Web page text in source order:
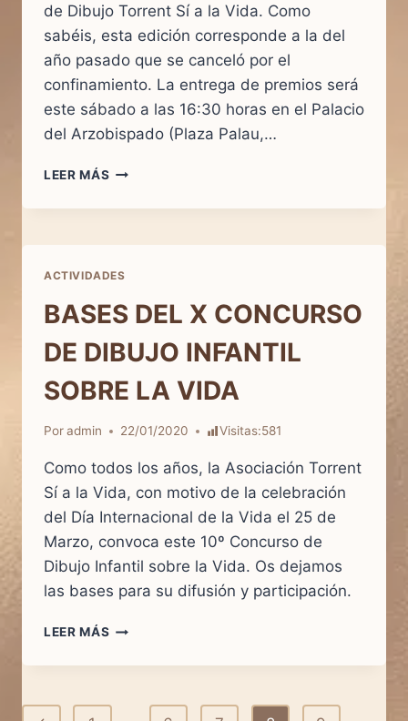
de Dibujo Torrent Sí a la Vida. Como
sabéis, esta edición corresponde a la del
año pasado que se canceló por el
confinamiento. La entrega de premios será
este sábado a las 16:30 horas en el Palacio
del Arzobispado (Plaza Palau,…
LEER MÁS GANADORES
X
SOBRE
LA
VIDA
ACTIVIDADES
BASES DEL X CONCURSO
DE DIBUJO INFANTIL
SOBRE LA VIDA
Poradmin 22/01/2020 Visitas:581
Como todos los años, la Asociación Torrent
Sí a la Vida, con motivo de la celebración
del Día Internacional de la Vida el 25 de
Marzo, convoca este 10º Concurso de
Dibujo Infantil sobre la Vida. Os dejamos
las bases para su difusión y participación.
LEER MÁS BASES
X
DE